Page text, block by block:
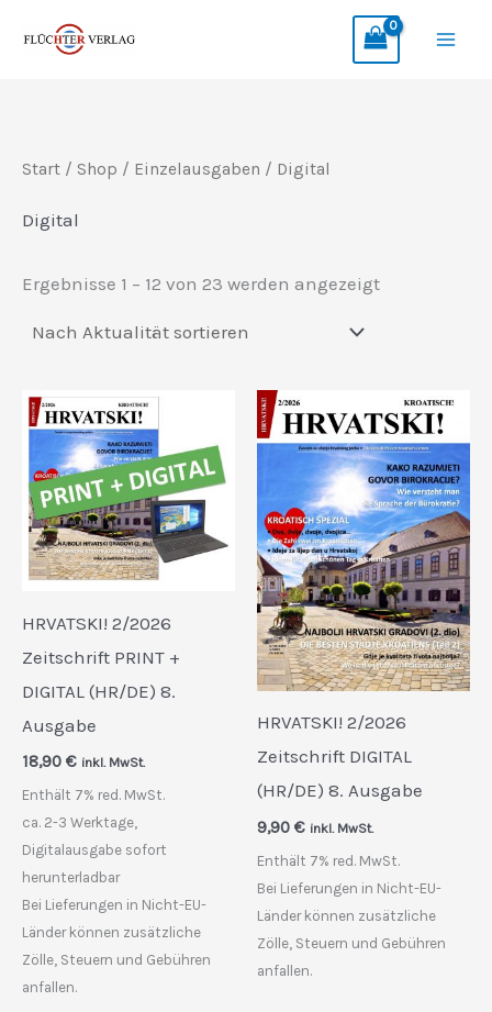
Inhalt
Start / Shop / Einzelausgaben / Digital
Digital
Ergebnisse 1 – 12 von 23 werden angezeigtNach
HRVATSKI! 2/2026
Zeitschrift PRINT +
DIGITAL (HR/DE) 8.
Ausgabe
18,90 € inkl. MwSt.
Enthält 7% red. MwSt.
ca. 2-3 Werktage,
Digitalausgabe sofort
herunterladbar
Bei Lieferungen in Nicht-EU-
Länder können zusätzliche
Zölle, Steuern und Gebühren
anfallen.
HRVATSKI! 2/2026
Zeitschrift DIGITAL
(HR/DE) 8. Ausgabe
9,90 € inkl. MwSt.
Enthält 7% red. MwSt.
Bei Lieferungen in Nicht-EU-
Länder können zusätzliche
Zölle, Steuern und Gebühren
anfallen.